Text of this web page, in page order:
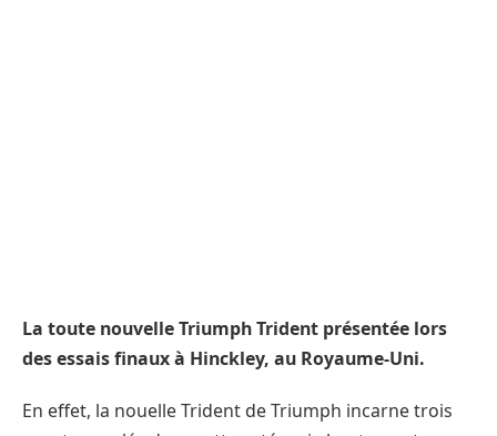
La toute nouvelle Triumph Trident présentée lors
des essais finaux à Hinckley, au Royaume-Uni.
En effet, la nouelle Trident de Triumph incarne trois